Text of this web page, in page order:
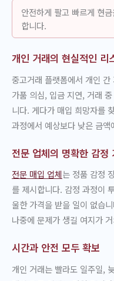
안전하게 팔고 빠르게 현
합니다.
개인 거래의 현실적인 리
중고거래 플랫폼에서 개인
가품 의심, 입금 지연, 거래
니다. 게다가 매입 희망자를
과정에서 예상보다 낮은 금
전문 업체의 명확한 감정
전문 매입 업체는 정품 감정
를 제시합니다. 감정 과정이
울한 가격을 받을 일이 없습
나중에 문제가 생길 여지가
시간과 안전 모두 확보
개인 거래는 빨라도 일주일,